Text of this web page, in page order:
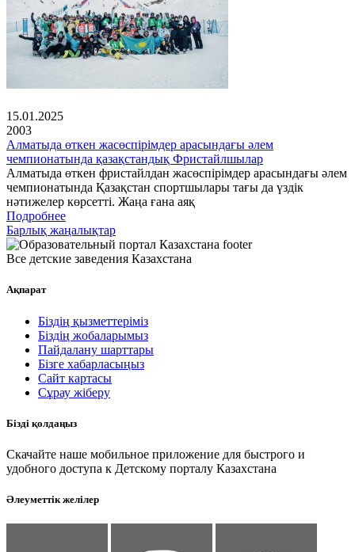
15.01.2025
2003
Алматыда өткен жасөспірімдер арасындағы әлем
чемпионатында қазақстандық Фристайлшылар
Алматыда өткен фристайлдан жасөспірімдер арасындағы әлем
чемпионатында Қазақстан спортшылары тағы да үздік
нәтижелер көрсетті. Жаңа ғана аяқ
Подробнее
Барлық жаңалықтар
Все детские заведения Казахстана
Ақпарат
Біздің қызметтеріміз
Біздің жобаларымыз
Пайдалану шарттары
Бізге хабарласыңыз
Сайт картасы
Сұрау жіберу
Бізді қолдаңыз
Скачайте наше мобильное приложение для быстрого и
удобного доступа к Детскому порталу Казахстана
Әлеуметтік желілер